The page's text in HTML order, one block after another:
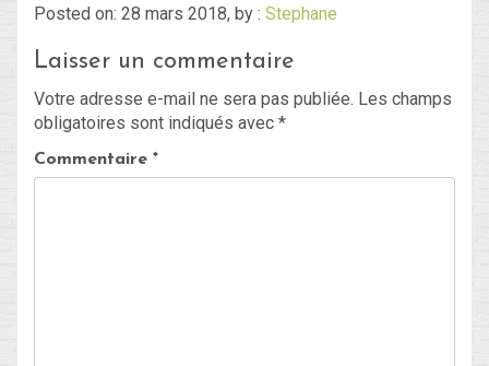
Blog
Non classé
Connexion
Posted on: 28 mars 2018, by : Stephane
Laisser un commentaire
Votre adresse e-mail ne sera pas publiée. Les champs
obligatoires sont indiqués avec *
Commentaire *